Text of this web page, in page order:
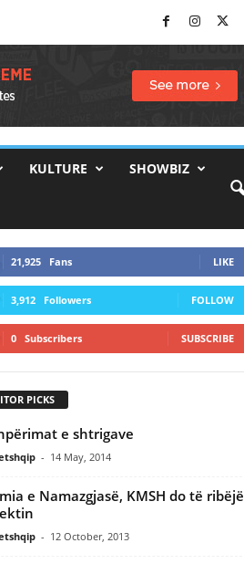
KULTURE SHOWBIZ
21,925 Fans LIKE
3,912 Followers FOLLOW
0 Subscribers SUBSCRIBE
PICKS
e shtrigave
- 14 May, 2014
e Namazgjasë, KMSH do të ribëjë
- 12 October, 2013